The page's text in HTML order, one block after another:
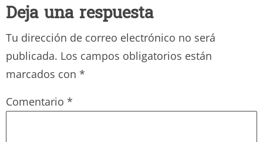
Deja una respuesta
Tu dirección de correo electrónico no será
publicada. Los campos obligatorios están
marcados con *
Comentario *